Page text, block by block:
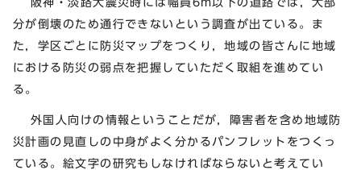
分が倒壊のため通行できないという調査が出ている。ま
た，学区ごとに防災マップをつくり，地域の皆さんに地域
における防災の弱点を把握していただく取組を進めてい
る。
外国人向けの情報ということだが，障害者を含め地域防
災計画の見直しの中身がよく分かるパンフレットをつくっ
ている。絵文字の研究もしなければならないと考えてい